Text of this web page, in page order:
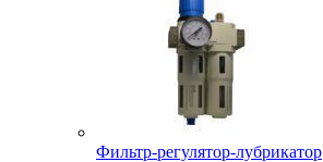
Фильтр-регулятор-лубрикатор